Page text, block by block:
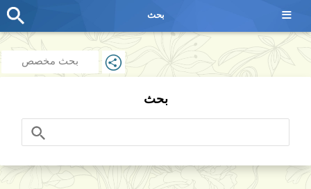
بحث مخصص
بحث
≡ بحث